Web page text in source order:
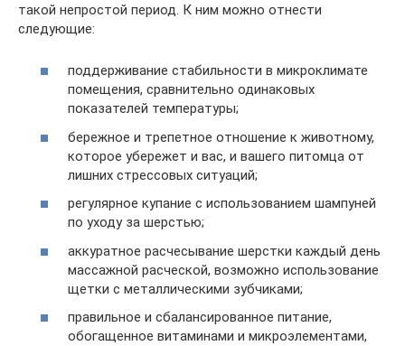
такой непростой период. К ним можно отнести
следующие:
поддерживание стабильности в микроклимате
помещения, сравнительно одинаковых
показателей температуры;
бережное и трепетное отношение к животному,
которое убережет и вас, и вашего питомца от
лишних стрессовых ситуаций;
регулярное купание с использованием шампуней
по уходу за шерстью;
аккуратное расчесывание шерстки каждый день
массажной расческой, возможно использование
щетки с металлическими зубчиками;
правильное и сбалансированное питание,
обогащенное витаминами и микроэлементами,